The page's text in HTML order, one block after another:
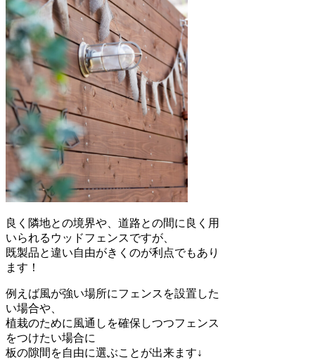
良く隣地との境界や、道路との間に良く用
いられるウッドフェンスですが、
既製品と違い自由がきくのが利点でもあり
ます！
例えば風が強い場所にフェンスを設置した
い場合や、
植栽のために風通しを確保しつつフェンス
をつけたい場合に
板の隙間を自由に選ぶことが出来ます↓